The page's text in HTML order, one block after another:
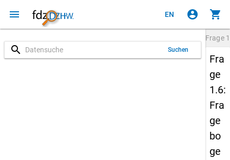
menu EN account_circle shopping_cart
search Suchen
Frage
Fra
ge
1.6:
Fra
ge
bo
ge